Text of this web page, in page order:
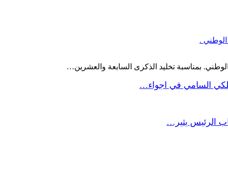
.
بمناسبة تخليد الذكرى السابعة والعشرين…
السامي في اجواء…
الرئيس يثير…